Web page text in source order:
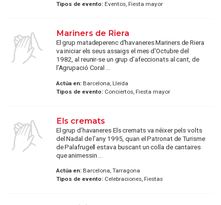
Tipos de evento:Eventos, Fiesta mayor
Mariners de Riera
El grup matadeperenc d'havaneres Mariners de Riera
va iniciar els seus assaigs el mes d'Octubre del
1982, al reunir-se un grup d’afeccionats al cant, de
l’Agrupació Coral ...
Actúa en:Barcelona, Lleida
Tipos de evento:Conciertos, Fiesta mayor
Els cremats
El grup d’havaneres Els cremats va néixer pels volts
del Nadal de l’any 1995, quan el Patronat de Turisme
de Palafrugell estava buscant un colla de cantaires
que animessin ...
Actúa en:Barcelona, Tarragona
Tipos de evento:Celebraciones, Fiestas